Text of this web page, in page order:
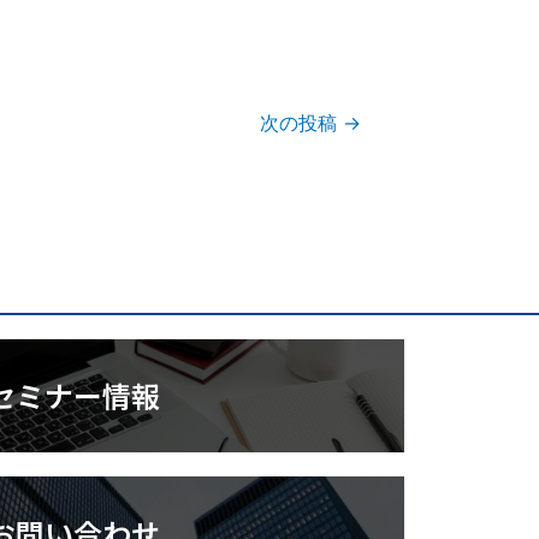
次の投稿 →
ミナー情報